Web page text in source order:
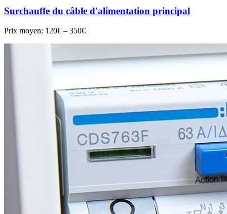
Surchauffe du câble d'alimentation principal
Prix moyen: 120€ – 350€